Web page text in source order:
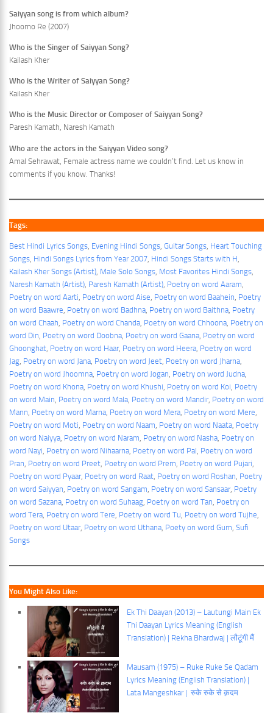
Saiyyan song is from which album?
Jhoomo Re (2007)
Who is the Singer of Saiyyan Song?
Kailash Kher
Who is the Writer of Saiyyan Song?
Kailash Kher
Who is the Music Director or Composer of Saiyyan Song?
Paresh Kamath, Naresh Kamath
Who are the actors in the Saiyyan Video song?
Amal Sehrawat, Female actress name we couldn’t find. Let us know in
comments if you know. Thanks!
Tags:
Best Hindi Lyrics Songs Evening Hindi Songs Guitar Songs Heart Touching
Songs Hindi Songs Lyrics from Year 2007 Hindi Songs Starts with H
Kailash Kher Songs (Artist) Male Solo Songs Most Favorites Hindi Songs
Naresh Kamath (Artist) Paresh Kamath (Artist) Poetry on word Aaram
Poetry on word Aarti Poetry on word Aise Poetry on word Baahein Poetry
on word Baawre Poetry on word Badhna Poetry on word Baithna Poetry
on word Chaah Poetry on word Chanda Poetry on word Chhoona Poetry on
word Din Poetry on word Doobna Poetry on word Gaana Poetry on word
Ghoonghat Poetry on word Haar, Poetry on word Heera Poetry on word
Jag Poetry on word Jana Poetry on word Jeet Poetry on word Jharna
Poetry on word Jhoomna Poetry on word Jogan Poetry on word Judna
Poetry on word Khona Poetry on word Khushi Poetry on word Koi Poetry
on word Main Poetry on word Mala Poetry on word Mandir, Poetry on word
Mann Poetry on word Marna Poetry on word Mera Poetry on word Mere
Poetry on word Moti Poetry on word Naam Poetry on word Naata Poetry
on word Naiyya Poetry on word Naram Poetry on word Nasha Poetry on
word Nayi Poetry on word Nihaarna Poetry on word Pal Poetry on word
Pran Poetry on word Preet Poetry on word Prem Poetry on word Pujari
Poetry on word Pyaar, Poetry on word Raat Poetry on word Roshan Poetry
on word Saiyyan Poetry on word Sangam Poetry on word Sansaar, Poetry
on word Sazana Poetry on word Suhaag Poetry on word Tan Poetry on
word Tera Poetry on word Tere Poetry on word Tu Poetry on word Tujhe
Poetry on word Utaar, Poetry on word Uthana Poety on word Gum Sufi
Songs
You Might Also Like:
Ek Thi Daayan (2013) – Lautungi Main Ek
Thi Daayan Lyrics Meaning (English
Translation) | Rekha Bhardwaj | लौटूंगी मैं
Mausam (1975) – Ruke Ruke Se Qadam
Lyrics Meaning (English Translation) |
Lata Mangeshkar | रुके रुके से क़दम